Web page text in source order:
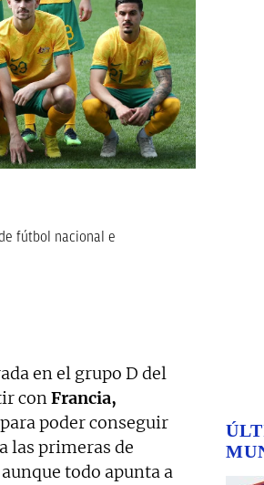
fútbol nacional e
en el grupo D del
conFrancia,
poder conseguir
las primeras de
todo apunta a